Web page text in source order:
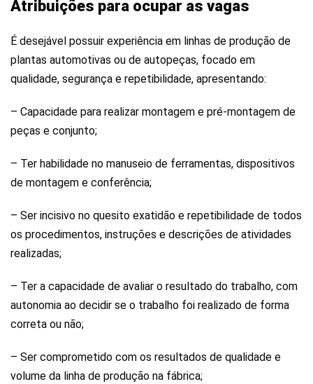
Atribuições para ocupar as vagas
É desejável possuir experiência em linhas de produção de
plantas automotivas ou de autopeças, focado em
qualidade, segurança e repetibilidade, apresentando:
– Capacidade para realizar montagem e pré-montagem de
peças e conjunto;
– Ter habilidade no manuseio de ferramentas, dispositivos
de montagem e conferência;
– Ser incisivo no quesito exatidão e repetibilidade de todos
os procedimentos, instruções e descrições de atividades
realizadas;
– Ter a capacidade de avaliar o resultado do trabalho, com
autonomia ao decidir se o trabalho foi realizado de forma
correta ou não;
– Ser comprometido com os resultados de qualidade e
volume da linha de produção na fábrica;